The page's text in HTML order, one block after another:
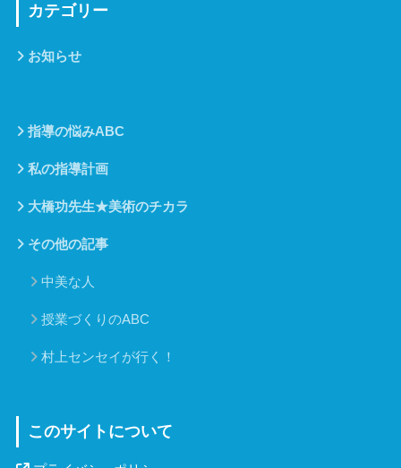
カテゴリー
お知らせ
指導の悩みABC
私の指導計画
大橋功先生★美術のチカラ
その他の記事
中美な人
授業づくりのABC
村上センセイが行く！
このサイトについて